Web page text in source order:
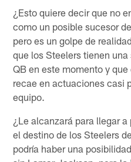
¿Esto quiere decir que no
como un posible sucesor
pero es un golpe de
que los Steelers tienen
QB en este momento y
recae en actuaciones casi
equipo.
¿Le alcanzará para llegar
el destino de los Steelers
podría haber una